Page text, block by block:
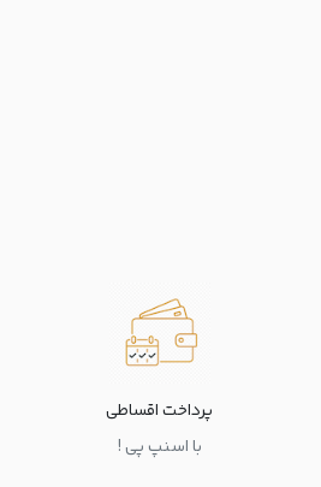
پرداخت اقساطی
با اسنپ پی !